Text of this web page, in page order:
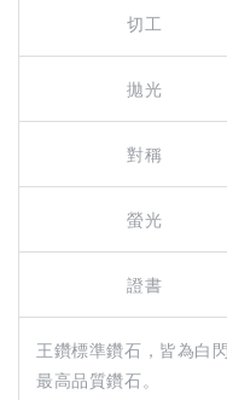
切工
拋光
對稱
螢光
證書
王鑽標準鑽石，皆為白
最高品質鑽石。